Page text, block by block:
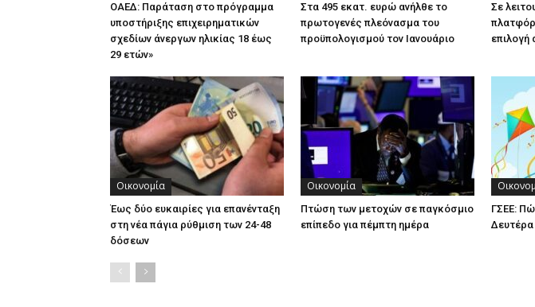
ΟΑΕΔ: Παράταση στο πρόγραμμα
υποστήριξης επιχειρηματικών
σχεδίων άνεργων ηλικίας 18 έως
29 ετών»
Στα 495 εκατ. ευρώ ανήλθε το
πρωτογενές πλεόνασμα του
προϋπολογισμού τον Ιανουάριο
Σε
επιλογή
Οικονομία
Έως δύο ευκαιρίες για επανένταξη
στη νέα πάγια ρύθμιση των 24-48
δόσεων
Οικονομία
Πτώση των μετοχών σε παγκόσμιο
επίπεδο για πέμπτη ημέρα
ΓΣΕΕ:
Δευτέρα